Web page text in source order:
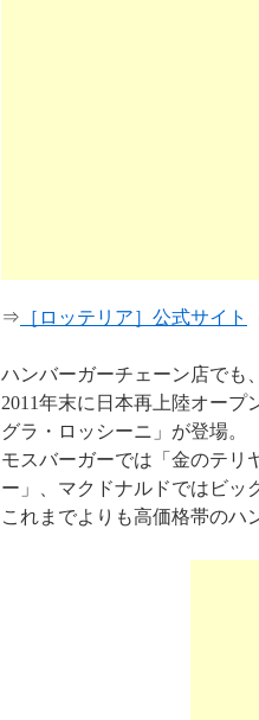
⇒ ［ロッテリア］公式サイト
ハンバーガーチェーン店でも
2011年末に日本再上陸オープ
グラ・ロッシーニ」が登場。
モスバーガーでは「金のテリ
ー」、マクドナルドではビッ
これまでよりも高価格帯のハ